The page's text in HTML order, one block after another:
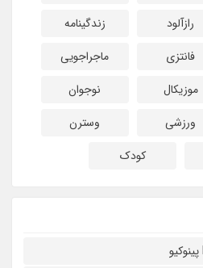
رازآلود
زندگینامه
فانتزی
ماجراجویی
موزیکال
نوجوان
ورزشی
وسترن
کودک